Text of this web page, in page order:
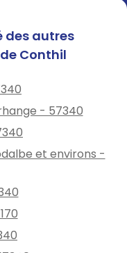
des autres
Conthil
- 57340
et environs -